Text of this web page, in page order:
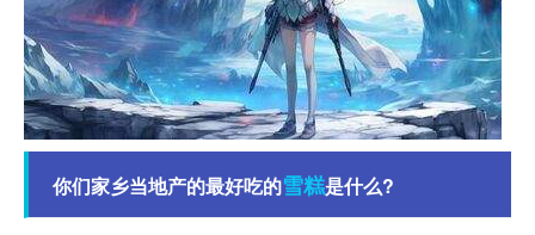
你们家乡当地产的最好吃的雪糕是什么?